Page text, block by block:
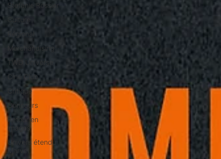
Stefanie Rossier
Culture
Régional
Merchandising
TWD Universe
Ciné Club
Critique
Concours
Retour en
images
Univers étendu
Marvel